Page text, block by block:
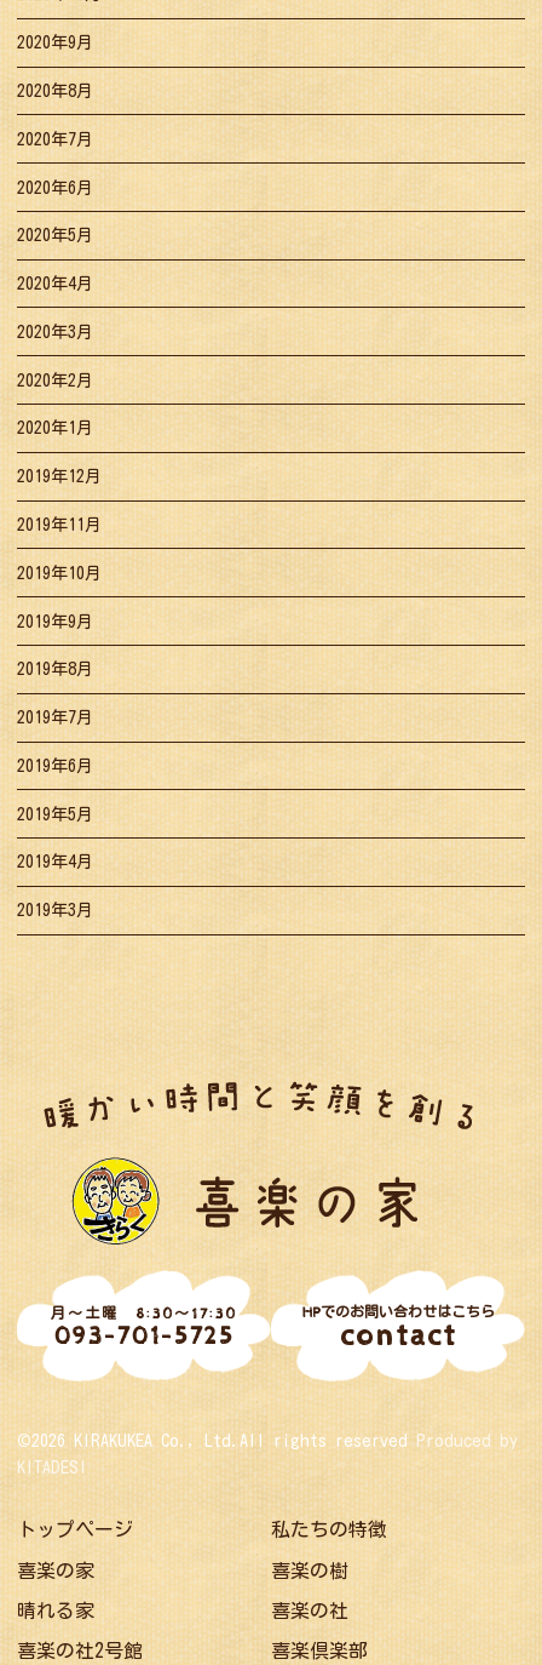
2020年9月
2020年8月
2020年7月
2020年6月
2020年5月
2020年4月
2020年3月
2020年2月
2020年1月
2019年12月
2019年11月
2019年10月
2019年9月
2019年8月
2019年7月
2019年6月
2019年5月
2019年4月
2019年3月
月～土曜 8:30～17:30
093-701-5725
HPでのお問い合わせはこちら
contact
©2026 KIRAKUKEA Co., Ltd.All rights reserved Produced by
KITADESI
トップページ 私たちの特徴
喜楽の家 喜楽の樹
晴れる家 喜楽の社
喜楽の社2号館 喜楽倶楽部